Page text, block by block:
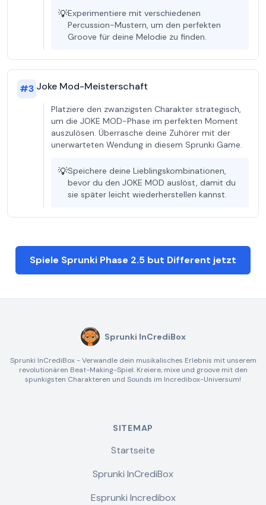
💡Experimentiere mit verschiedenen
Percussion-Mustern, um den perfekten
Groove für deine Melodie zu finden.
#3 Joke Mod-Meisterschaft
Platziere den zwanzigsten Charakter strategisch,
um die JOKE MOD-Phase im perfekten Moment
auszulösen. Überrasche deine Zuhörer mit der
unerwarteten Wendung in diesem Sprunki Game.
💡Speichere deine Lieblingskombinationen,
bevor du den JOKE MOD auslöst, damit du
sie später leicht wiederherstellen kannst.
Spiele Sprunki Phase 2.5 but Different jetzt
Sprunki InCrediBox
Sprunki InCrediBox - Verwandle dein musikalisches Erlebnis mit unserem
revolutionären Beat-Making-Spiel. Kreiere, mixe und groove mit den
spunkigsten Charakteren und Sounds im Incredibox-Universum!
SITEMAP
Startseite
Sprunki InCrediBox
Esprunki Incredibox